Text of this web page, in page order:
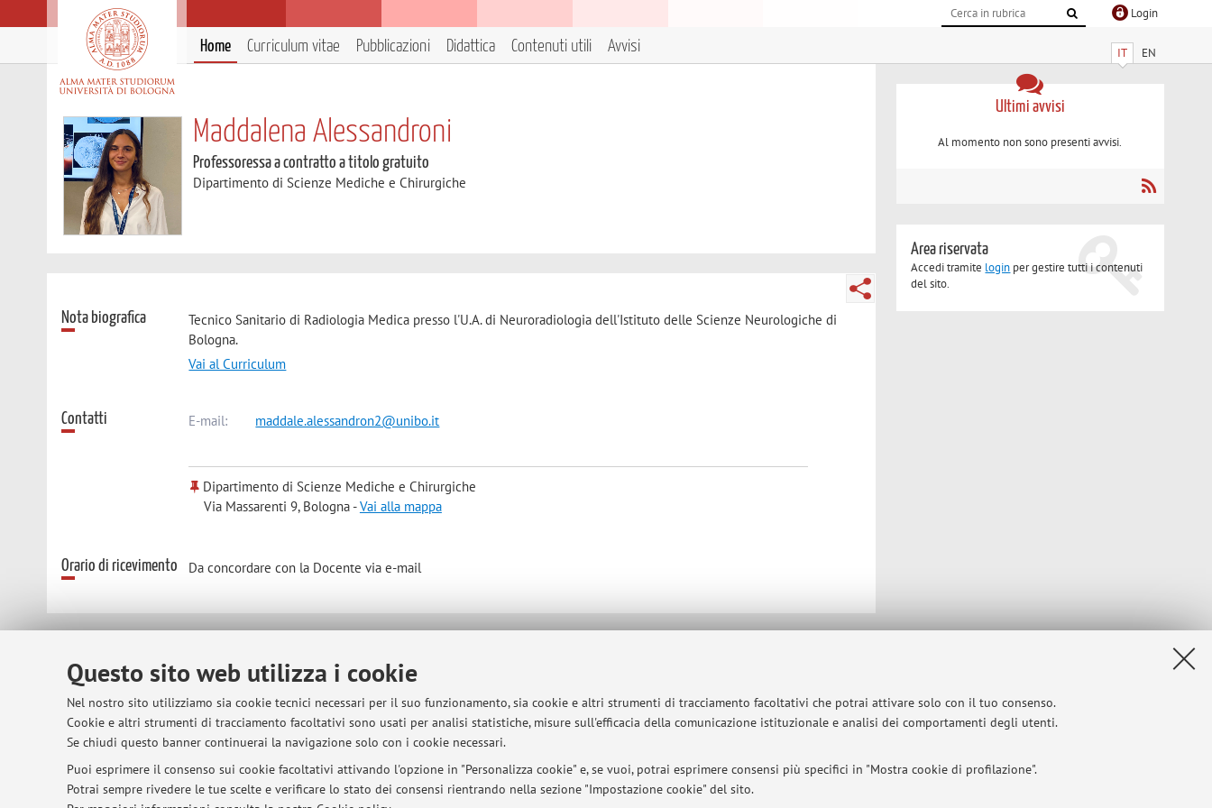
Questo sito web utilizza i cookie
Nel nostro sito utilizziamo sia cookie tecnici necessari per il suo funzionamento, sia cookie e altri strumenti di tracciamento facoltativi che potrai attivare solo con il tuo consenso.
Cookie e altri strumenti di tracciamento facoltativi sono usati per analisi statistiche, misure sull'efficacia della comunicazione istituzionale e analisi dei comportamenti degli utenti.
Se chiudi questo banner continuerai la navigazione solo con i cookie necessari.
Puoi esprimere il consenso sui cookie facoltativi attivando l'opzione in "Personalizza cookie" e, se vuoi, potrai esprimere consensi più specifici in "Mostra cookie di profilazione".
Potrai sempre rivedere le tue scelte e verificare lo stato dei consensi rientrando nella sezione "Impostazione cookie" del sito.
Login
IT EN
Home Curriculum vitae Pubblicazioni Didattica Contenuti utili Avvisi
Maddalena Alessandroni
Professoressa a contratto a titolo gratuito
Dipartimento di Scienze Mediche e Chirurgiche
Nota biografica
Tecnico Sanitario di Radiologia Medica presso l'U.A. di Neuroradiologia dell'Istituto delle Scienze Neurologiche di
Bologna.
Vai al Curriculum
Contatti E-mail: maddale.alessandron2@unibo.it
Dipartimento di Scienze Mediche e Chirurgiche
Via Massarenti 9, Bologna -Vai alla mappa
Orario di ricevimento Da concordare con la Docente via e-mail
Ultimi avvisi
Al momento non sono presenti avvisi.
Area riservata
Accedi tramite login per gestire tutti i contenuti
del sito.